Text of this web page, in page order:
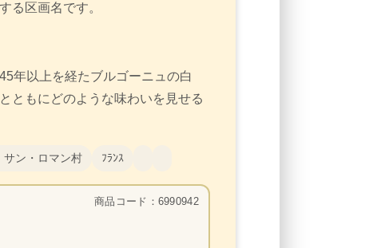
る区画名です。
年以上を経たブルゴーニュの白
ともにどのような味わいを見せる
ン・ロマン村 ﾌﾗﾝｽ
商品コード：6990942